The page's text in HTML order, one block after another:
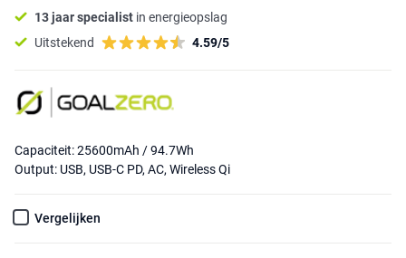
13 jaar specialist in energieopslag
Uitstekend
4.59/5
Capaciteit: 25600mAh / 94.7Wh
Output: USB, USB-C PD, AC, Wireless Qi
Vergelijken